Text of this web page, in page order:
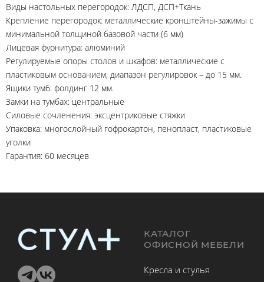
Виды настольных перегородок: ЛДСП, ДСП+Ткань
Крепление перегородок: металлические кронштейны-зажимы с
минимальной толщиной базовой части (6 мм)
Лицевая фурнитура: алюминий
Регулируемые опоры столов и шкафов: металлические с
пластиковым основанием, диапазон регулировок – до 15 мм.
Ящики тумб: фолдинг 12 мм.
Замки на тумбах: центральные
Силовые сочленения: эксцентриковые стяжки
Упаковка: многослойный гофрокартон, пенопласт, пластиковые
уголки
Гарантия: 60 месяцев
КАТАЛОГ
ОФИСНОЙ МЕБЕЛИ
Кресла и стулья